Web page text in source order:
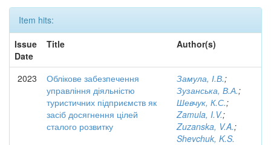
Item hits:
Issue
Date
Title Author(s)
2023
Облікове забезпечення
управління діяльністю
туристичних підприємств як
засіб досягнення цілей
сталого розвитку
Замула, І.В.;
Зузанська, В.А.;
Шевчук, К.С.;
Zamula, I.V.;
Zuzanska, V.A.;
Shevchuk, K.S.